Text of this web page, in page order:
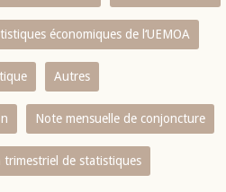
économiques de l‘UEMOA
Autres
Note mensuelle de conjoncture
trimestriel de statistiques